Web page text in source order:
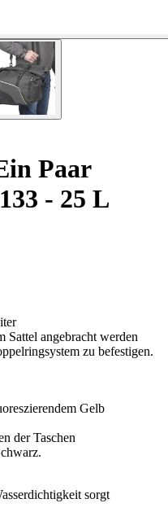
Paar
- 25 L
Sattel angebracht werden
zu befestigen.
Gelb
der Taschen
sorgt